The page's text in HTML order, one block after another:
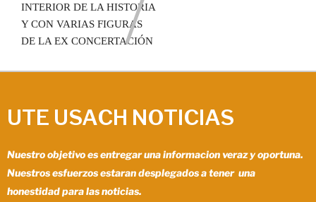
INTERIOR DE LA HISTORIA
Y CON VARIAS FIGURAS
DE LA EX CONCERTACIÓN
UTE USACH NOTICIAS
Nuestro objetivo es entregar una informacion veraz y oportuna.
Nuestros esfuerzos estaran desplegados a tener una
honestidad para las noticias.